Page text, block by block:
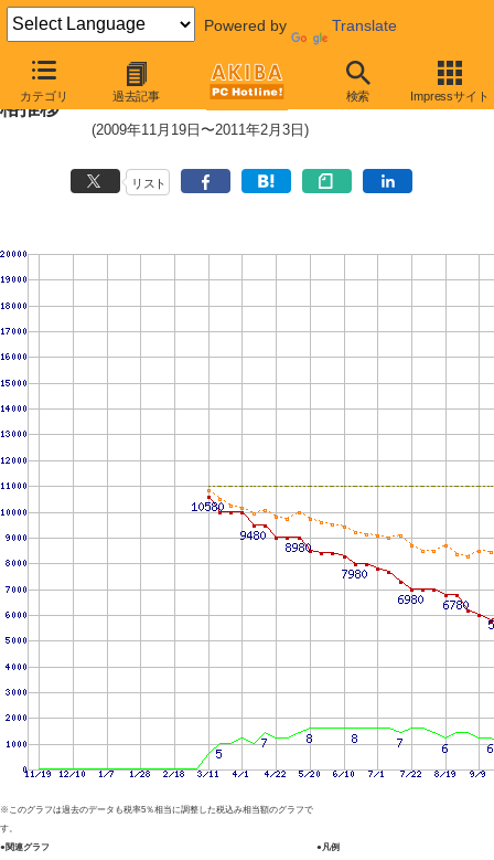
Powered by Translate
カテゴリ 過去記事 検索 Impressサイト
WD6400BPVT (640GB,8MB)の価
格推移
(2009年11月19日〜2011年2月3日)
リスト
※このグラフは過去のデータも税率5％相当に調整した税込み相当額のグラフで
す。
●関連グラフ
●凡例